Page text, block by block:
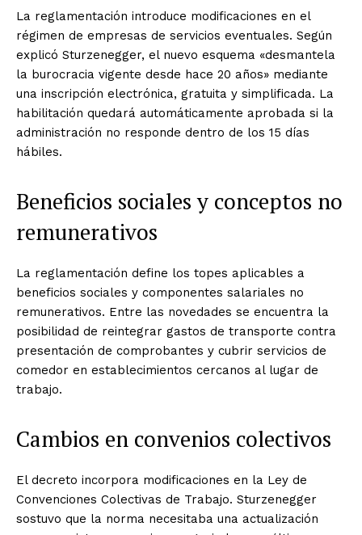
La reglamentación introduce modificaciones en el
régimen de empresas de servicios eventuales. Según
explicó Sturzenegger, el nuevo esquema «desmantela
la burocracia vigente desde hace 20 años» mediante
una inscripción electrónica, gratuita y simplificada. La
habilitación quedará automáticamente aprobada si la
administración no responde dentro de los 15 días
hábiles.
Beneficios sociales y conceptos no
remunerativos
La reglamentación define los topes aplicables a
beneficios sociales y componentes salariales no
remunerativos. Entre las novedades se encuentra la
posibilidad de reintegrar gastos de transporte contra
presentación de comprobantes y cubrir servicios de
comedor en establecimientos cercanos al lugar de
trabajo.
Cambios en convenios colectivos
El decreto incorpora modificaciones en la Ley de
Convenciones Colectivas de Trabajo. Sturzenegger
sostuvo que la norma necesitaba una actualización